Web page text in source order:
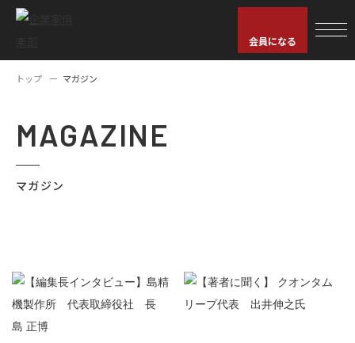
会員になる
トップ マガジン
MAGAZINE
マガジン